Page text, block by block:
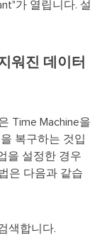
가 열립니다. 설
워진 데이터
Time Machine을
복구하는 것입
을 설정한 경우
은 다음과 같습
색합니다.